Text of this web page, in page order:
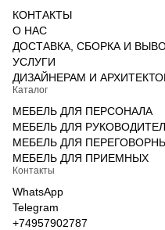
КОНТАКТЫ
О НАС
ДОСТАВКА, СБОРКА И
УСЛУГИ
ДИЗАЙНЕРАМ И
Каталог
МЕБЕЛЬ ДЛЯ ПЕРСОНАЛА
МЕБЕЛЬ ДЛЯ
МЕБЕЛЬ ДЛЯ
МЕБЕЛЬ ДЛЯ ПРИЕМНЫХ
Контакты
WhatsApp
Telegram
+74957902787